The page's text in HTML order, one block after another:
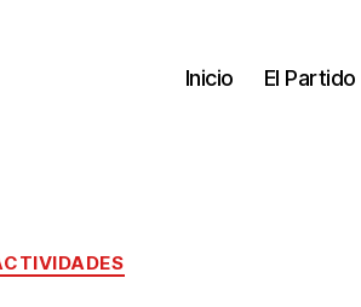
Inicio El Partido